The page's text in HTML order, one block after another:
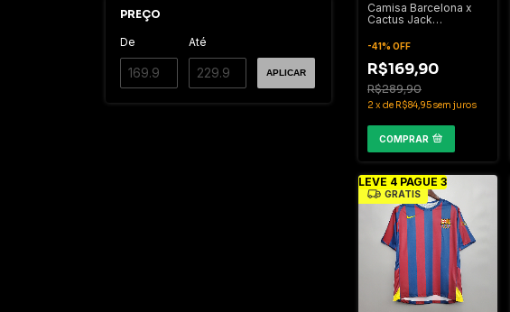
PREÇO
De Até
APLICAR
Camisa Barcelona x
Cactus Jack
-41% OFF
R$169,90
R$289,90
2 xde R$84,95sem juros
COMPRAR
LEVE 4 PAGUE 3
GRÁTIS